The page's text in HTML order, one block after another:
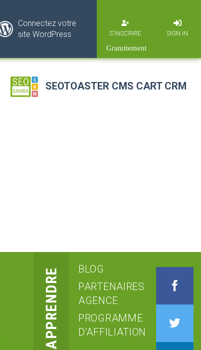
Connectez votre
site WordPress
S'INSCRIRE SIGN IN
SEOTOASTER CMS CART CRM
APPRENDRE
BLOG
PARTENAIRES
AGENCE
PROGRAMME
D'AFFILIATION